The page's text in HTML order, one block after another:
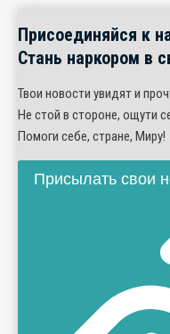
Присоединяйся к
Стань наркором в
Твои новости увидят и
Не стой в стороне, ощути
Помоги себе, стране, Миру!
Присылать свои